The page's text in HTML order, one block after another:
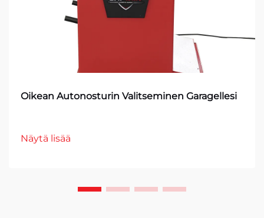
Oikean Autonosturin Valitseminen Garagellesi
Näytä lisää